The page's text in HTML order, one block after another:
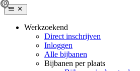
Werkzoekend
Direct inschrijven
Inloggen
Alle bijbanen
Bijbanen per plaats